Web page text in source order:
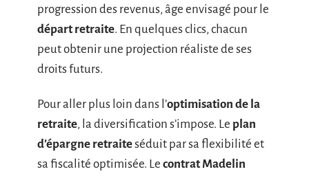
progression des revenus, âge envisagé pour le
départ retraite. En quelques clics, chacun
peut obtenir une projection réaliste de ses
droits futurs.
Pour aller plus loin dans l’optimisation de la
retraite, la diversification s’impose. Le plan
d’épargne retraiteséduit par sa flexibilité et
sa fiscalité optimisée. Le contrat Madelin